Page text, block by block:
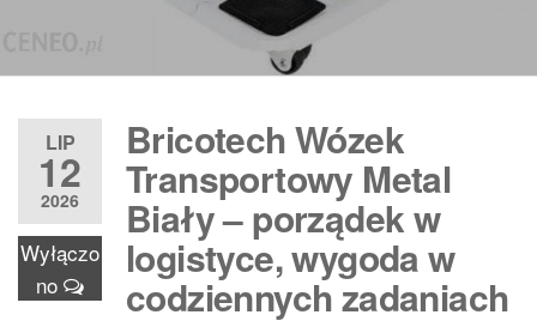
LIP
12
2026
Wyłączo
no
Bricotech Wózek
Transportowy Metal
Biały – porządek w
logistyce, wygoda w
codziennych zadaniach